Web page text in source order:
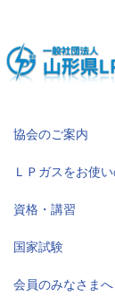
テ
ン
協会のご案内
ＬＰガスをお使
資格・講習
国家試験
会員のみなさまへ